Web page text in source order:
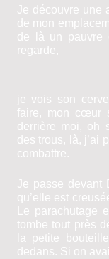
Je découvre une
de mon
de là un pauvre
regarde,
je vois son
faire, mon cœur
derrière moi, oh
des trous, là, j’ai
combattre.
Je passe devant
qu’elle est
Le parachutage
tombe tout près
la petite
dedans. Si on